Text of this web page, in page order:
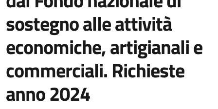
sostegno alle attività
economiche, artigianali e
commerciali. Richieste
anno 2024